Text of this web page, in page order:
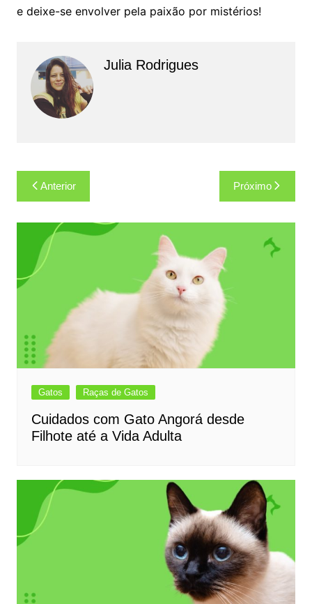
e deixe-se envolver pela paixão por mistérios!
Julia Rodrigues
Navegação
de
Post
Anterior Próximo
Gatos Raças de Gatos
Cuidados com Gato Angorá desde
Filhote até a Vida Adulta